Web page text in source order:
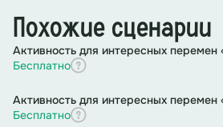
Блогер, переводчик в интернете,
2:Астрономы смотрят всё на
Похожие сценарии
Активность для интересных перемен
Бесплатно
Активность для интересных перемен
Бесплатно